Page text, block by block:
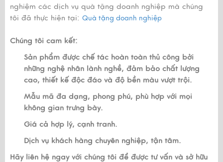
nghiệm các dịch vụ quà tặng doanh nghiệp mà chúng
tôi đã thực hiện tại: Quà tặng doanh nghiệp
Chúng tôi cam kết:
Sản phẩm được chế tác hoàn toàn thủ công bởi
những nghệ nhân lành nghề, đảm bảo chất lượng
cao, thiết kế độc đáo và độ bền màu vượt trội.
Mẫu mã đa dạng, phong phú, phù hợp với mọi
không gian trưng bày.
Giá cả hợp lý, cạnh tranh.
Dịch vụ khách hàng chuyên nghiệp, tận tâm.
Hãy liên hệ ngay với chúng tôi để được tư vấn và sở hữu